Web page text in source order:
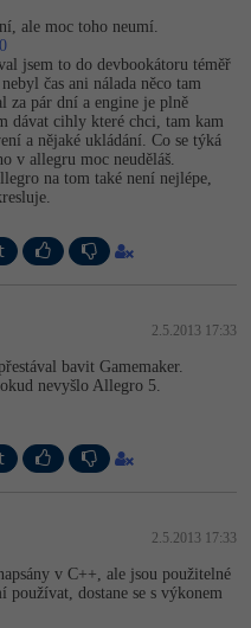
ale moc toho neumí.
jsem to do devbookátoru téměř
čas ani nálada něco tam
za pár dní a engine je plně
dávat cihly které chci, tam kam
a nějaké ukládání. Co se týká
v allegru moc neuděláš.
na tom také není nejlépe,
2.5.2013 17:33
bavit Gamemaker.
nevyšlo Allegro 5.
2.5.2013 17:33
v C++, ale jsou použitelné
dostane se s výkonem